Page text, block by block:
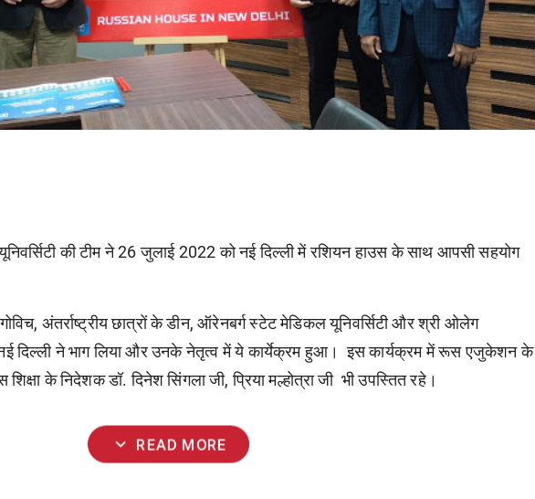
की टीम ने 26 जुलाई 2022 को नई दिल्ली में रशियन हाउस के साथ आपसी सहयोग
अंतर्राष्ट्रीय छात्रों के डीन, ऑरेनबर्ग स्टेट मेडिकल यूनिवर्सिटी और श्री ओलेग
दिल्ली ने भाग लिया और उनके नेतृत्व में ये कार्येक्रम हुआ। इस कार्यक्रम में रूस एजुकेशन के
के निदेशक डॉ. दिनेश सिंगला जी, प्रिया मल्होत्रा जी भी उपस्तित रहे।
expand_more READ MORE